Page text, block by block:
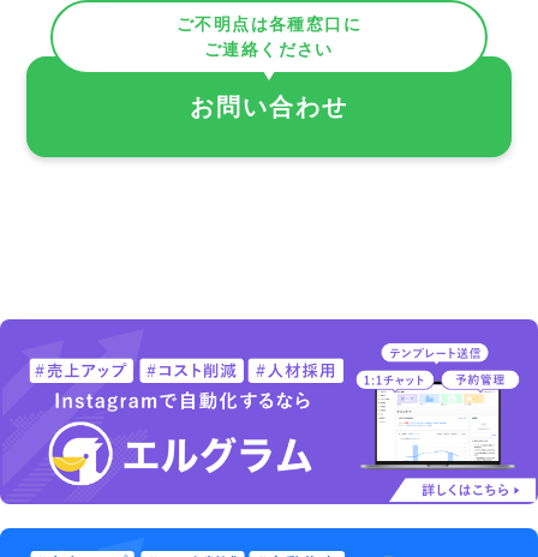
ご不明点は各種窓口に
ご連絡ください
お問い合わせ